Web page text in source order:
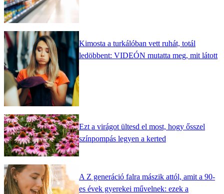
Kimosta a turkálóban vett ruhát, totál
ledöbbent: VIDEÓN mutatta meg, mit látott
Ezt a virágot ültesd el most, hogy ősszel
színpompás legyen a kerted
A Z generáció falra mászik attól, amit a 90-
es évek gyerekei művelnek: ezek a